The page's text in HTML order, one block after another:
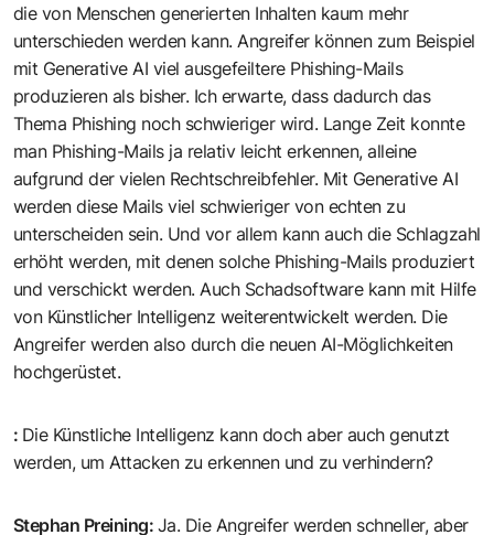
die von Menschen generierten Inhalten kaum mehr
unterschieden werden kann. Angreifer können zum Beispiel
mit Generative AI viel ausgefeiltere Phishing-Mails
produzieren als bisher. Ich erwarte, dass dadurch das
Thema Phishing noch schwieriger wird. Lange Zeit konnte
man Phishing-Mails ja relativ leicht erkennen, alleine
aufgrund der vielen Rechtschreibfehler. Mit Generative AI
werden diese Mails viel schwieriger von echten zu
unterscheiden sein. Und vor allem kann auch die Schlagzahl
erhöht werden, mit denen solche Phishing-Mails produziert
und verschickt werden. Auch Schadsoftware kann mit Hilfe
von Künstlicher Intelligenz weiterentwickelt werden. Die
Angreifer werden also durch die neuen AI-Möglichkeiten
hochgerüstet.
: Die Künstliche Intelligenz kann doch aber auch genutzt
werden, um Attacken zu erkennen und zu verhindern?
Stephan Preining: Ja. Die Angreifer werden schneller, aber